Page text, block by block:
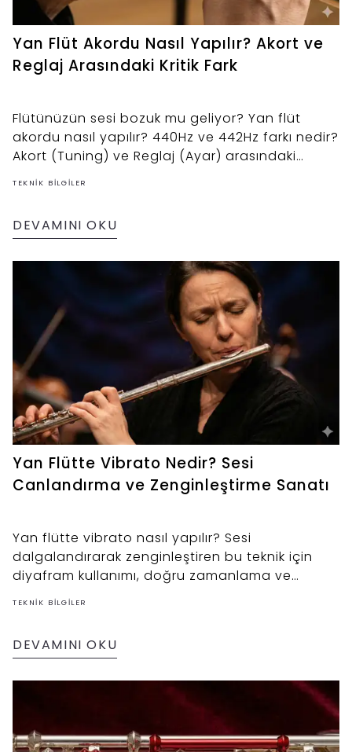
Yan Flüt Akordu Nasıl Yapılır? Akort ve
Reglaj Arasındaki Kritik Fark
Flütünüzün sesi bozuk mu geliyor? Yan flüt
akordu nasıl yapılır? 440Hz ve 442Hz farkı nedir?
Akort (Tuning) ve Reglaj (Ayar) arasındaki
farkları ve teknik detayları inceledik.
TEKNIK BILGILER
DEVAMINI OKU
Yan Flütte Vibrato Nedir? Sesi
Canlandırma ve Zenginleştirme Sanatı
Yan flütte vibrato nasıl yapılır? Sesi
dalgalandırarak zenginleştiren bu teknik için
diyafram kullanımı, doğru zamanlama ve
sanatsal ifade ipuçları.
TEKNIK BILGILER
DEVAMINI OKU